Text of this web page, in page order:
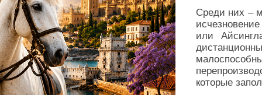
Среди них –
или
которые